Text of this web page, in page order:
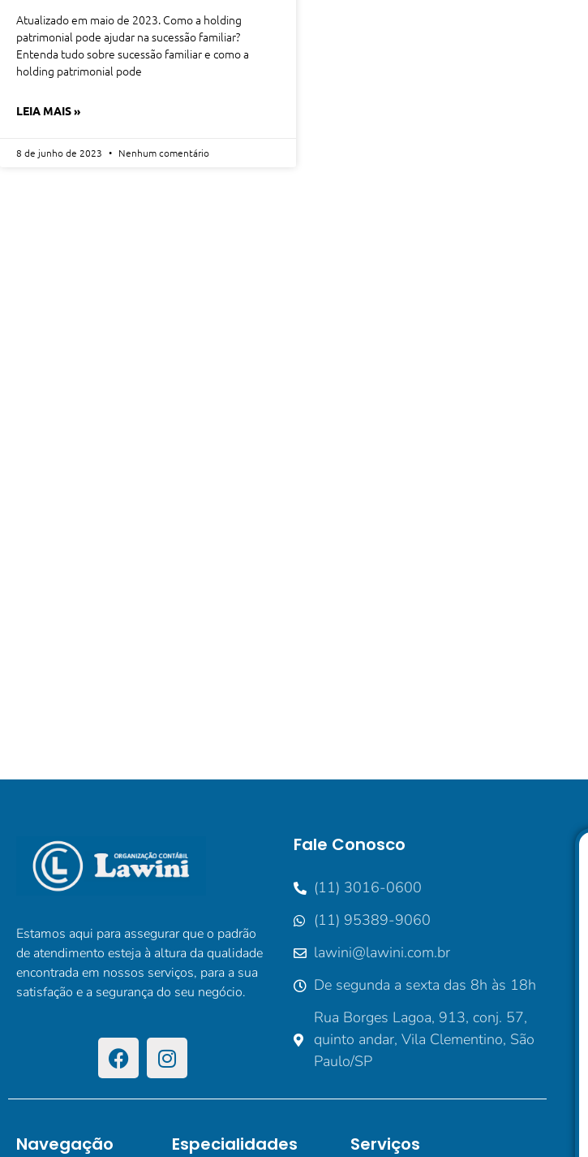
Atualizado em maio de 2023. Como a holding
patrimonial pode ajudar na sucessão familiar?
Entenda tudo sobre sucessão familiar e como a
holding patrimonial pode
LEIA MAIS »
8 de junho de 2023 Nenhum comentário
Estamos aqui para assegurar que o padrão
de atendimento esteja à altura da qualidade
encontrada em nossos serviços, para a sua
satisfação e a segurança do seu negócio.
Fale Conosco
(11) 3016-0600
(11) 95389-9060
lawini@lawini.com.br
De segunda a sexta das 8h às 18h
Rua Borges Lagoa, 913, conj. 57,
quinto andar, Vila Clementino, São
Paulo/SP
Navegação Especialidades Serviços